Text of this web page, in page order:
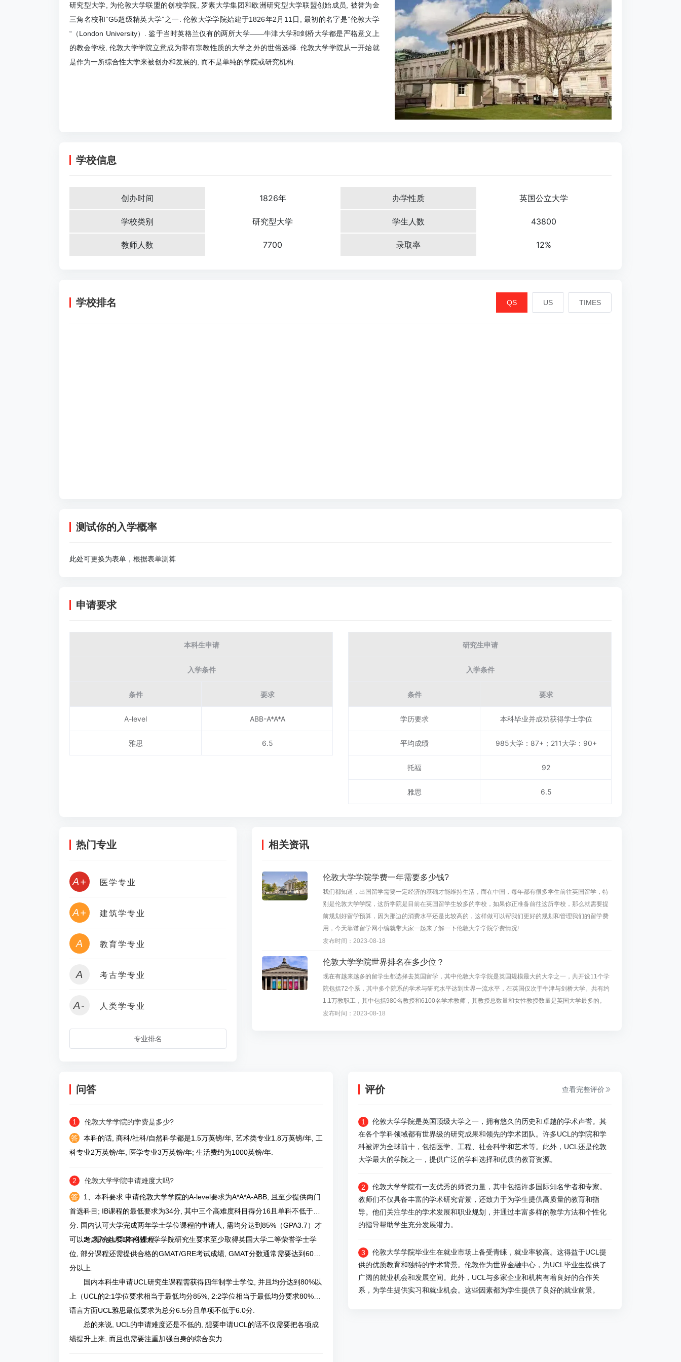
研究型大学, 为伦敦大学联盟的创校学院, 罗素大学集团和欧洲研究型大学联盟创始成员, 被誉为金
三角名校和“G5超级精英大学”之一. 伦敦大学学院始建于1826年2月11日, 最初的名字是”伦敦大学
“（London University）. 鉴于当时英格兰仅有的两所大学——牛津大学和剑桥大学都是严格意义上
的教会学校, 伦敦大学学院立意成为带有宗教性质的大学之外的世俗选择. 伦敦大学学院从一开始就
是作为一所综合性大学来被创办和发展的, 而不是单纯的学院或研究机构.
学校信息
创办时间 1826年 办学性质 英国公立大学
学校类别 研究型大学 学生人数 43800
教师人数 7700 录取率 12%
学校排名 QS US TIMES
测试你的入学概率
此处可更换为表单，根据表单测算
申请要求
本科生申请
入学条件
条件 要求
A-level ABB-A*A*A
雅思 6.5
研究生申请
入学条件
条件 要求
学历要求 本科毕业并成功获得学士学位
平均成绩 985大学：87+；211大学：90+
托福 92
雅思 6.5
热门专业
A+ 医学专业
A+ 建筑学专业
A 教育学专业
A 考古学专业
A- 人类学专业
专业排名
相关资讯
伦敦大学学院学费一年需要多少钱?
我们都知道，出国留学需要一定经济的基础才能维持生活，而在中国，每年都有很多学生前往英国留学，特
别是伦敦大学学院，这所学院是目前在英国留学生较多的学校，如果你正准备前往这所学校，那么就需要提
前规划好留学预算，因为那边的消费水平还是比较高的，这样做可以帮我们更好的规划和管理我们的留学费
用，今天靠谱留学网小编就带大家一起来了解一下伦敦大学学院学费情况!
发布时间：2023-08-18
伦敦大学学院世界排名在多少位？
现在有越来越多的留学生都选择去英国留学，其中伦敦大学学院是英国规模最大的大学之一，共开设11个学
院包括72个系，其中多个院系的学术与研究水平达到世界一流水平，在英国仅次于牛津与剑桥大学。共有约
1.1万教职工，其中包括980名教授和6100名学术教师，其教授总数量和女性教授数量是英国大学最多的。
发布时间：2023-08-18
问答
1
伦敦大学学院的学费是多少?
答
本科的话, 商科/社科/自然科学都是1.5万英镑/年, 艺术类专业1.8万英镑/年, 工
科专业2万英镑/年, 医学专业3万英镑/年; 生活费约为1000英镑/年.
2
伦敦大学学院申请难度大吗?
答
1、本科要求 申请伦敦大学学院的A-level要求为A*A*A-ABB, 且至少提供两门
首选科目; IB课程的最低要求为34分, 其中三个高难度科目得分16且单科不低于5
分. 国内认可大学完成两年学士学位课程的申请人, 需均分达到85%（GPA3.7）才
可以考虑入读UCL本科课程.
2、研究生要求 伦敦大学学院研究生要求至少取得英国大学二等荣誉学士学
位, 部分课程还需提供合格的GMAT/GRE考试成绩, GMAT分数通常需要达到600
分以上.
国内本科生申请UCL研究生课程需获得四年制学士学位, 并且均分达到80%以
上（UCL的2:1学位要求相当于最低均分85%, 2:2学位相当于最低均分要求80%）
语言方面UCL雅思最低要求为总分6.5分且单项不低于6.0分.
总的来说, UCL的申请难度还是不低的, 想要申请UCL的话不仅需要把各项成
绩提升上来, 而且也需要注重加强自身的综合实力.
评价
1
伦敦大学学院是英国顶级大学之一，拥有悠久的历史和卓越的学术声誉。其
在各个学科领域都有世界级的研究成果和领先的学术团队。许多UCL的学院和学
科被评为全球前十，包括医学、工程、社会科学和艺术等。此外，UCL还是伦敦
大学最大的学院之一，提供广泛的学科选择和优质的教育资源。
2
伦敦大学学院有一支优秀的师资力量，其中包括许多国际知名学者和专家。
教师们不仅具备丰富的学术研究背景，还致力于为学生提供高质量的教育和指
导。他们关注学生的学术发展和职业规划，并通过丰富多样的教学方法和个性化
的指导帮助学生充分发展潜力。
3
伦敦大学学院毕业生在就业市场上备受青睐，就业率较高。这得益于UCL提
供的优质教育和独特的学术背景。伦敦作为世界金融中心，为UCL毕业生提供了
广阔的就业机会和发展空间。此外，UCL与多家企业和机构有着良好的合作关
系，为学生提供实习和就业机会。这些因素都为学生提供了良好的就业前景。
查看完整评价